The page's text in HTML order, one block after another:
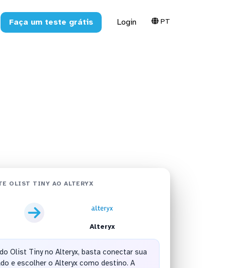
Faça um teste grátis Login PT
OLIST TINY AO ALTERYX
Alteryx
Olist Tiny no Alteryx, basta conectar sua
e escolher o Alteryx como destino. A